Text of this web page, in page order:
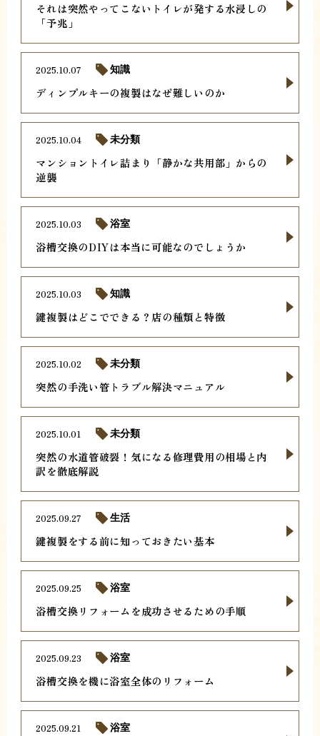
それは突然やってこないトイレが発する水浸しの
「予兆」
ディンプルキーの複製はなぜ難しいのか
2025.10.07 知識
マンショントイレ詰まり「静かな共用部」からの
逆襲
2025.10.04 未分類
浴槽交換のDIYは本当に可能なのでしょうか
2025.10.03 浴室
鍵複製はどこでできる？店の種類と特徴
2025.10.03 知識
突然の手洗い管トラブル解決マニュアル
2025.10.02 未分類
突然の水道管破裂！気になる修理費用の相場と内
訳を徹底解説
2025.10.01 未分類
鍵複製をする前に知っておきたい基本
2025.09.27 生活
浴槽交換リフォームを成功させるための手順
2025.09.25 浴室
浴槽交換を機に浴室全体のリフォーム
2025.09.23 浴室
2025.09.21 浴室